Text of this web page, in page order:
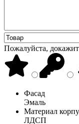
Пожалуйста,
Фасад
Эмаль
Материал
ЛДСП